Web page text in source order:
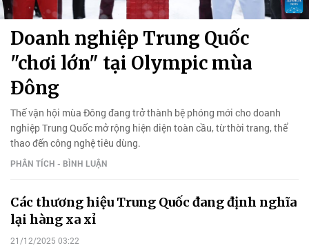
Doanh nghiệp Trung Quốc
"chơi lớn" tại Olympic mùa
Đông
Thế vận hội mùa Đông đang trở thành bệ phóng mới cho doanh
nghiệp Trung Quốc mở rộng hiện diện toàn cầu, từ thời trang, thể
thao đến công nghệ tiêu dùng.
PHÂN TÍCH - BÌNH LUẬN
Các thương hiệu Trung Quốc đang định nghĩa
lại hàng xa xỉ
21/12/2025 03:22